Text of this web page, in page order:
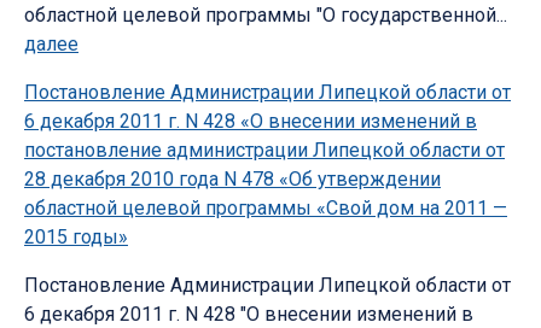
областной целевой программы "О государственной...
далее
Постановление Администрации Липецкой области от
6 декабря 2011 г. N 428 «О внесении изменений в
постановление администрации Липецкой области от
28 декабря 2010 года N 478 «Об утверждении
областной целевой программы «Свой дом на 2011 —
2015 годы»
Постановление Администрации Липецкой области от
6 декабря 2011 г. N 428 "О внесении изменений в